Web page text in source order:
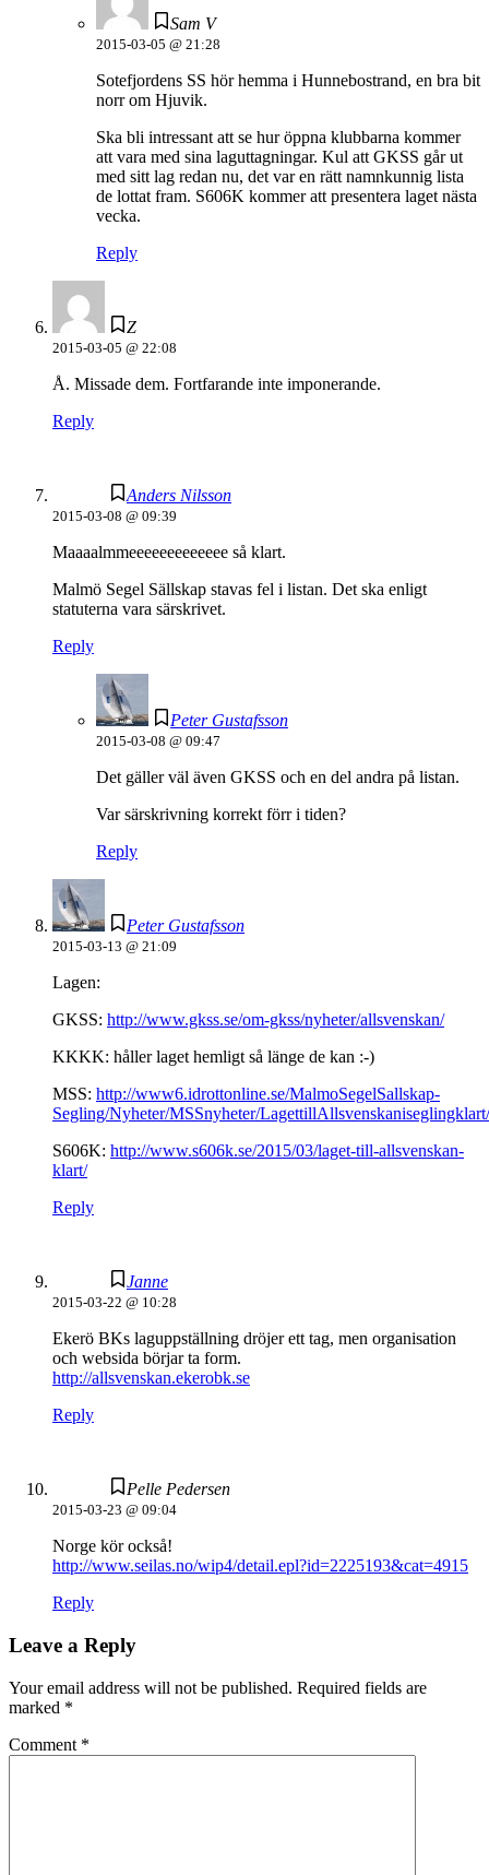
Sam V
2015-03-05 @ 21:28
Sotefjordens SS hör hemma i Hunnebostrand, en bra bit
norr om Hjuvik.
Ska bli intressant att se hur öppna klubbarna kommer
att vara med sina laguttagningar. Kul att GKSS går ut
med sitt lag redan nu, det var en rätt namnkunnig lista
de lottat fram. S606K kommer att presentera laget nästa
vecka.
Reply
Z
2015-03-05 @ 22:08
Å. Missade dem. Fortfarande inte imponerande.
Reply
Anders Nilsson
2015-03-08 @ 09:39
Maaaalmmeeeeeeeeeeeee så klart.
Malmö Segel Sällskap stavas fel i listan. Det ska enligt
statuterna vara särskrivet.
Reply
Peter Gustafsson
2015-03-08 @ 09:47
Det gäller väl även GKSS och en del andra på listan.
Var särskrivning korrekt förr i tiden?
Reply
Peter Gustafsson
2015-03-13 @ 21:09
Lagen:
GKSS: http://www.gkss.se/om-gkss/nyheter/allsvenskan/
KKKK: håller laget hemligt så länge de kan :-)
MSS: http://www6.idrottonline.se/MalmoSegelSallskap-
Segling/Nyheter/MSSnyheter/LagettillAllsvenskaniseglingklart/
S606K: http://www.s606k.se/2015/03/laget-till-allsvenskan-
klart/
Reply
Janne
2015-03-22 @ 10:28
Ekerö BKs laguppställning dröjer ett tag, men organisation
och websida börjar ta form.
http://allsvenskan.ekerobk.se
Reply
Pelle Pedersen
2015-03-23 @ 09:04
Norge kör också!
http://www.seilas.no/wip4/detail.epl?id=2225193&cat=4915
Reply
Leave a Reply
Your email address will not be published. Required fields are
marked *
Comment *